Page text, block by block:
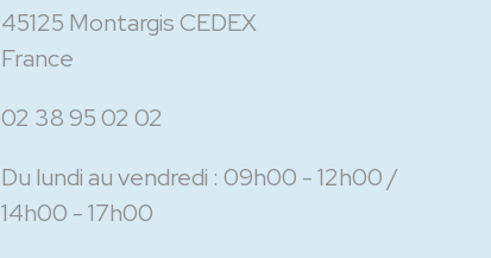
45125 Montargis CEDEX
France
02 38 95 02 02
Du lundi au vendredi : 09h00 - 12h00
14h00 - 17h00